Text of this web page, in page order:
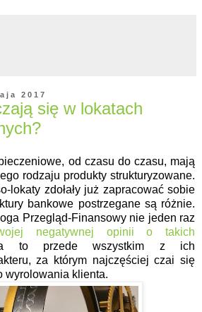
2017
się w lokatach
od czasu do czasu, mają
rodzaju produkty strukturyzowane.
lokaty zdołały już zapracować sobie
bankowe postrzegane są różnie.
Przegląd-Finansowy nie jeden raz
negatywnej opinii o takich
to przede wszystkim z ich
za którym najczęściej czai się
wyrolowania klienta.